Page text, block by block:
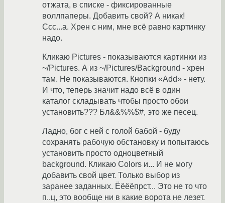
отжата, в списке - фиксированные
воллпаперы. Добавить свой? А никак!
Ссс...а. Хрен с ним, мне всё равно картинку
надо.
Кликаю Pictures - показываются картинки из
~/Pictures. А из ~/Pictures/Background - хрен
там. Не показываются. Кнопки «Add» - нету.
И что, теперь значит надо всё в один
каталог складывать чтобы просто обои
установить??? Бл&&%%$#, это же песец.
Ладно, бог с ней с голой бабой - буду
сохранять рабочую обстановку и попытаюсь
установить просто одноцветный
background. Кликаю Colors и... И не могу
добавить свой цвет. Только выбор из
заранее заданных. Ёёёёпрст... Это не то что
п..ц, это вообще ни в какие ворота не лезет.